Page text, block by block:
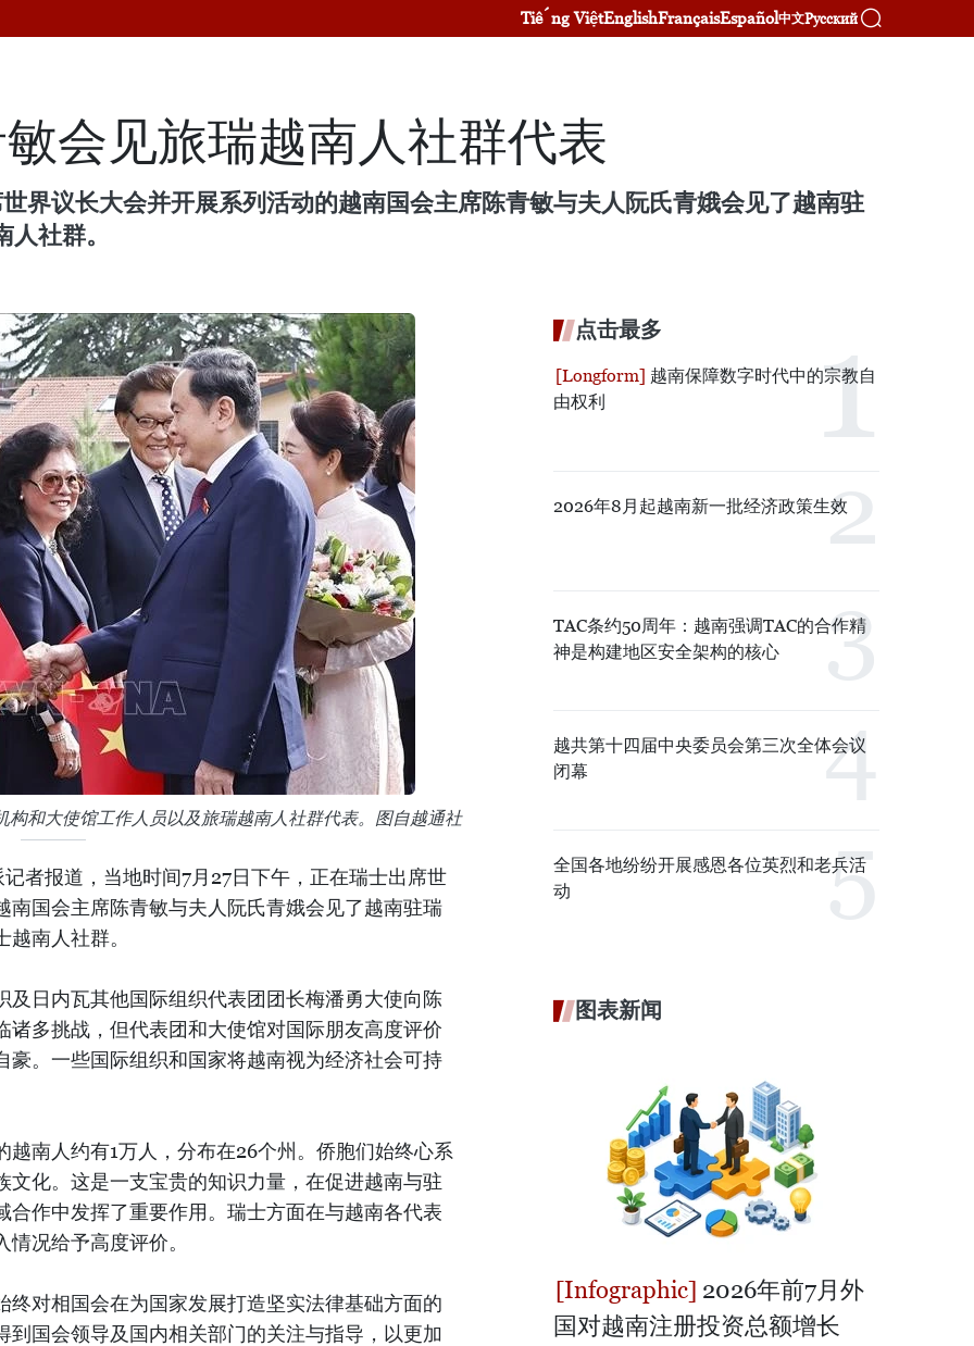
Tiếng ViệtEnglishFrançaisEspañol中文Русский
会见旅瑞越南人社群代表
界议长大会并开展系列活动的越南国会主席陈青敏与夫人阮氏青娥会见了越南驻
社群。
和大使馆工作人员以及旅瑞越南人社群代表。图自越通社
者报道，当地时间7月27日下午，正在瑞士出席世
南国会主席陈青敏与夫人阮氏青娥会见了越南驻瑞
南人社群。
及日内瓦其他国际组织代表团团长梅潘勇大使向陈
诸多挑战，但代表团和大使馆对国际朋友高度评价
豪。一些国际组织和国家将越南视为经济社会可持
越南人约有1万人，分布在26个州。侨胞们始终心系
文化。这是一支宝贵的知识力量，在促进越南与驻
合作中发挥了重要作用。瑞士方面在与越南各代表
况给予高度评价。
终对相国会在为国家发展打造坚实法律基础方面的
到国会领导及国内相关部门的关注与指导，以更加
点击最多
越南保障数字时代中的宗教自
由权利
2026年8月起越南新一批经济政策生效
TAC条约50周年：越南强调TAC的合作精
神是构建地区安全架构的核心
越共第十四届中央委员会第三次全体会议
闭幕
全国各地纷纷开展感恩各位英烈和老兵活
动
图表新闻
2026年前7月外
国对越南注册投资总额增长